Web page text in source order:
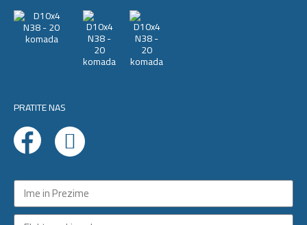
PRATITE NAS